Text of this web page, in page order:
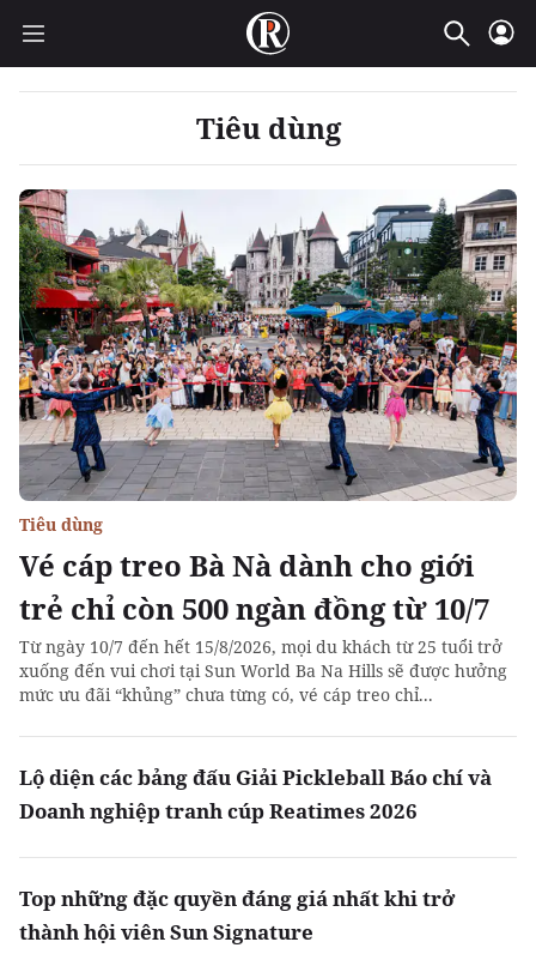
Tiêu dùng
Vé cáp treo Bà Nà dành cho giới
trẻ chỉ còn 500 ngàn đồng từ 10/7
Tiêu dùng
Từ ngày 10/7 đến hết 15/8/2026, mọi du khách từ 25 tuổi trở
xuống đến vui chơi tại Sun World Ba Na Hills sẽ được hưởng
mức ưu đãi “khủng” chưa từng có, vé cáp treo chỉ...
Lộ diện các bảng đấu Giải Pickleball Báo chí và
Doanh nghiệp tranh cúp Reatimes 2026
Top những đặc quyền đáng giá nhất khi trở
thành hội viên Sun Signature